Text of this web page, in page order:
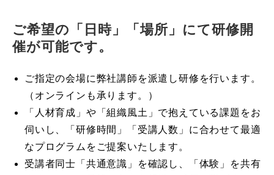
ご希望の「日時」「場所」にて研修開
催が可能です。
ご指定の会場に弊社講師を派遣し研修を行います。
（オンラインも承ります。）
「人材育成」や「組織風土」で抱えている課題をお
伺いし、「研修時間」「受講人数」に合わせて最適
なプログラムをご提案いたします。
受講者同士「共通意識」を確認し、「体験」を共有